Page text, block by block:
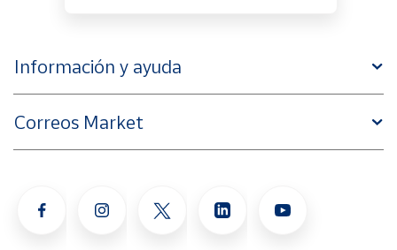
Información y ayuda
Correos Market